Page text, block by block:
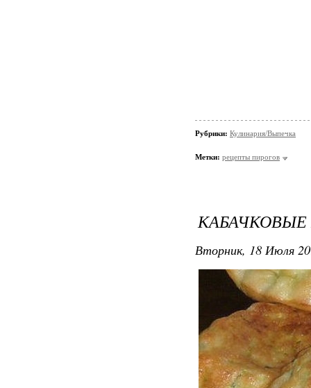
Рубрики: Кулинария/Выпечка
Метки: рецепты пирогов
Вторник, 18 Июля